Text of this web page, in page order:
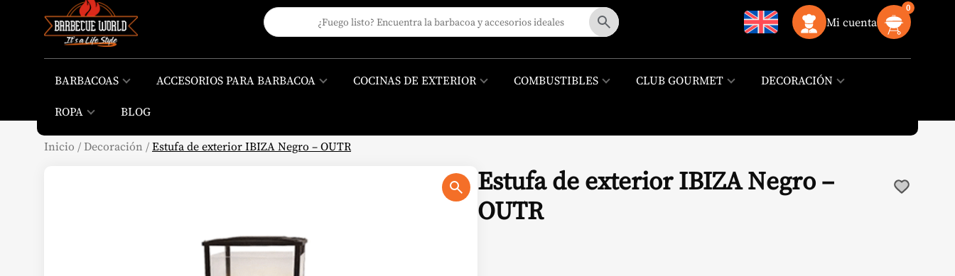
Mi cuenta
0
BARBACOAS ACCESORIOS PARA BARBACOA COCINAS DE EXTERIOR COMBUSTIBLES CLUB GOURMET
DECORACIÓN
ROPA
BLOG
Inicio /Decoración /Estufa de exterior IBIZA Negro – OUTR
Estufa de exterior IBIZA Negro –
OUTR